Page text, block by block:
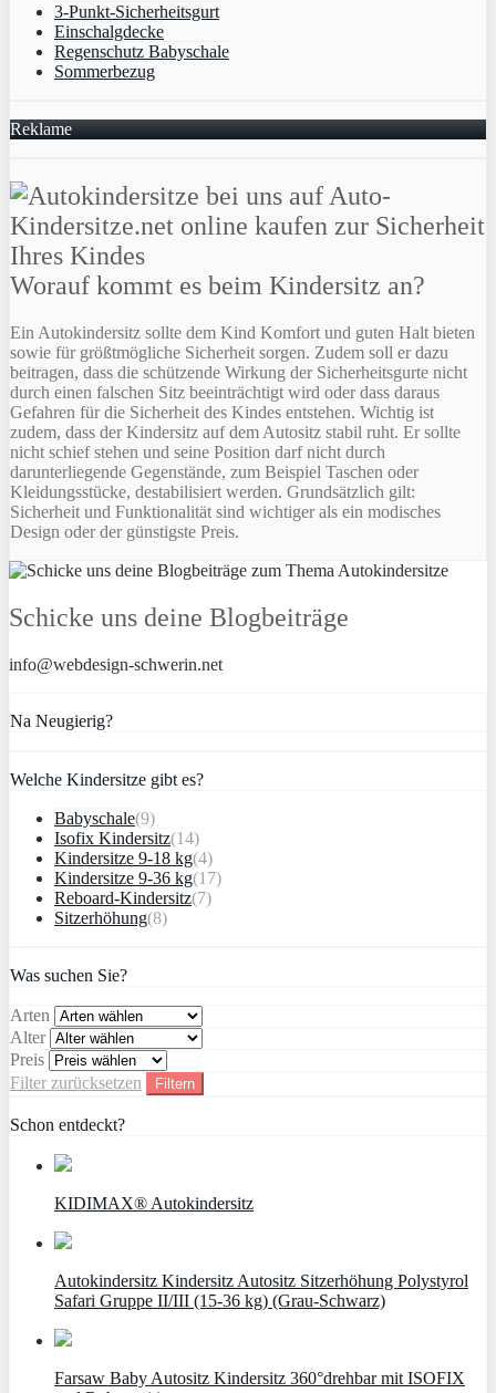
3-Punkt-Sicherheitsgurt
Einschalgdecke
Regenschutz Babyschale
Sommerbezug
Reklame
Worauf kommt es beim Kindersitz an?
Ein Autokindersitz sollte dem Kind Komfort und guten Halt bieten
sowie für größtmögliche Sicherheit sorgen. Zudem soll er dazu
beitragen, dass die schützende Wirkung der Sicherheitsgurte nicht
durch einen falschen Sitz beeinträchtigt wird oder dass daraus
Gefahren für die Sicherheit des Kindes entstehen. Wichtig ist
zudem, dass der Kindersitz auf dem Autositz stabil ruht. Er sollte
nicht schief stehen und seine Position darf nicht durch
darunterliegende Gegenstände, zum Beispiel Taschen oder
Kleidungsstücke, destabilisiert werden. Grundsätzlich gilt:
Sicherheit und Funktionalität sind wichtiger als ein modisches
Design oder der günstigste Preis.
Schicke uns deine Blogbeiträge
info@webdesign-schwerin.net
Na Neugierig?
Welche Kindersitze gibt es?
Babyschale(9)
Isofix Kindersitz(14)
Kindersitze 9-18 kg(4)
Kindersitze 9-36 kg(17)
Reboard-Kindersitz(7)
Sitzerhöhung(8)
Was suchen Sie?
Arten
Alter
Preis
Filter zurücksetzen
Filtern
Schon entdeckt?
KIDIMAX® Autokindersitz
Autokindersitz Kindersitz Autositz Sitzerhöhung Polystyrol
Safari Gruppe II/III (15-36 kg) (Grau-Schwarz)
Farsaw Baby Autositz Kindersitz 360°drehbar mit ISOFIX